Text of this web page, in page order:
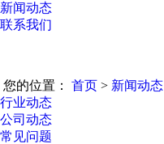
新闻动态
联系我们
您的位置： 首页 > 新闻动态
行业动态
公司动态
常见问题